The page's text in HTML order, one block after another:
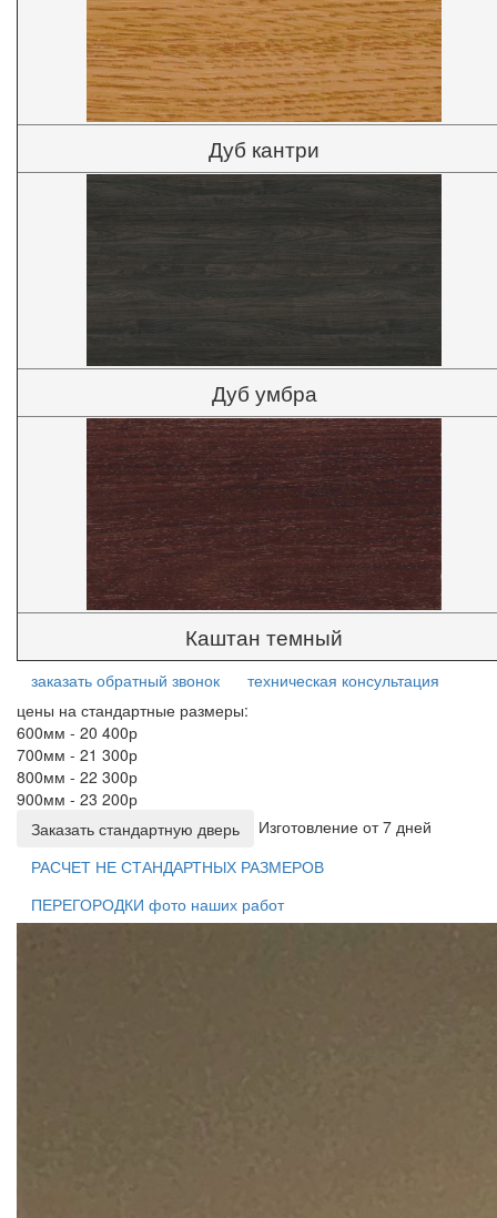
Дуб кантри
Дуб умбра
Каштан темный
заказать обратный звонок
техническая консультация
цены на стандартные размеры:
600мм - 20 400р
700мм - 21 300р
800мм - 22 300р
900мм - 23 200р
Заказать стандартную дверь
Изготовление от 7 дней
РАСЧЕТ НЕ СТАНДАРТНЫХ РАЗМЕРОВ
ПЕРЕГОРОДКИ фото наших работ